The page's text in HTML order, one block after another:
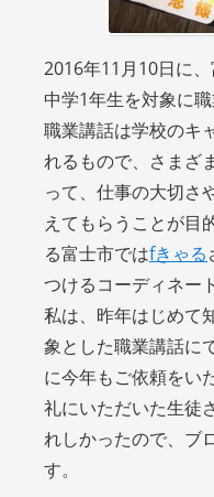
2016年11月10日に
中学1年生を対象に
職業講話は学校のキ
れるもので、さまざ
って、仕事の大切さ
えてもらうことが目
る富士市ではfきゃる
つけるコーディネー
私は、昨年はじめて
象とした職業講話に
に今年もご依頼をい
礼にいただいた生徒
れしかったので、ブ
す。